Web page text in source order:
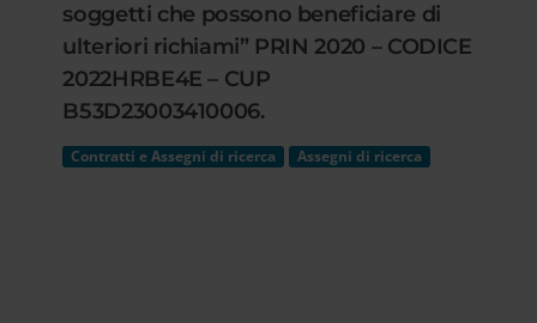
soggetti che possono beneficiare di
ulteriori richiami” PRIN 2020 – CODICE
2022HRBE4E – CUP
B53D23003410006.
Contratti e Assegni di ricerca Assegni di ricerca